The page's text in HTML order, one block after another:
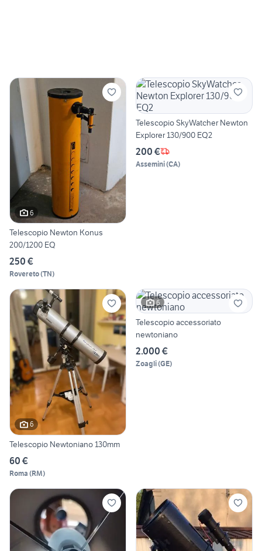
6
Telescopio Newton Konus
200/1200 EQ
250 €
Rovereto(TN)
Telescopio SkyWatcher Newton
Explorer 130/900 EQ2
200 €
Assemini(CA)
6
Telescopio Newtoniano 130mm
60 €
Roma (RM)
6
Telescopio accessoriato
newtoniano
2.000 €
Zoagli(GE)